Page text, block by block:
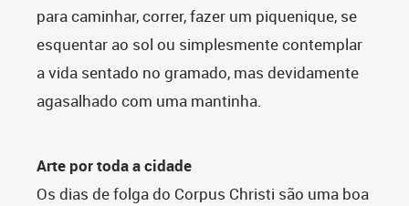
para caminhar, correr, fazer um piquenique, se
esquentar ao sol ou simplesmente contemplar
a vida sentado no gramado, mas devidamente
agasalhado com uma mantinha.
Arte por toda a cidade
Os dias de folga do Corpus Christi são uma boa